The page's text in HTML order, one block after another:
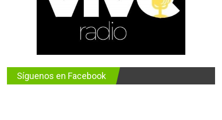
Síguenos en Facebook